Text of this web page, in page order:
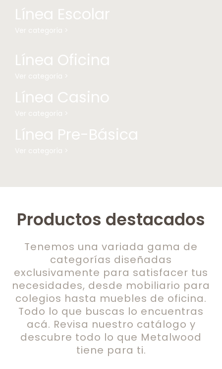
Línea Escolar
Ver categoría >
Línea Oficina
Ver categoría >
Línea Casino
Ver categoría >
Línea Pre-Básica
Ver categoría >
Productos destacados
Tenemos una variada gama de
categorías diseñadas
exclusivamente para satisfacer tus
necesidades, desde mobiliario para
colegios hasta muebles de oficina.
Todo lo que buscas lo encuentras
acá. Revisa nuestro catálogo y
descubre todo lo que Metalwood
tiene para ti.